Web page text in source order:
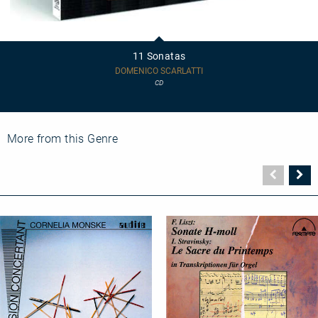
11 Sonatas
DOMENICO SCARLATTI
CD
More from this Genre
Seite